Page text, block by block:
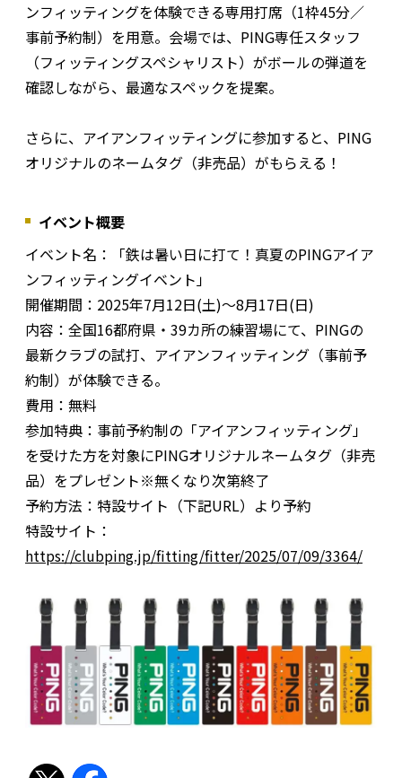
ンフィッティングを体験できる専用打席（1枠45分／
事前予約制）を用意。会場では、PING専任スタッフ
（フィッティングスペシャリスト）がボールの弾道を
確認しながら、最適なスペックを提案。
さらに、アイアンフィッティングに参加すると、PING
オリジナルのネームタグ（非売品）がもらえる！
イベント概要
イベント名：「鉄は暑い日に打て！真夏のPINGアイア
ンフィッティングイベント」
開催期間：2025年7月12日(土)〜8月17日(日)
内容：全国16都府県・39カ所の練習場にて、PINGの
最新クラブの試打、アイアンフィッティング（事前予
約制）が体験できる。
費用：無料
参加特典：事前予約制の「アイアンフィッティング」
を受けた方を対象にPINGオリジナルネームタグ（非売
品）をプレゼント※無くなり次第終了
予約方法：特設サイト（下記URL）より予約
特設サイト：
https://clubping.jp/fitting/fitter/2025/07/09/3364/